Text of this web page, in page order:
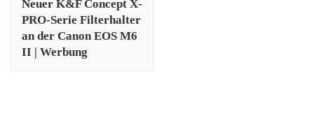
Neuer K&F Concept X-
PRO-Serie Filterhalter
an der Canon EOS M6
II | Werbung